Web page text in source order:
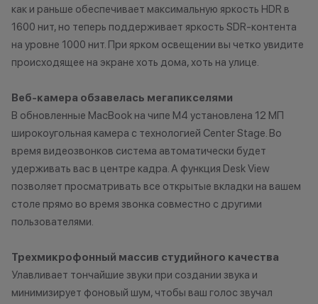
нет-только вы
устройство
приобрести.
для оплаты
программа
покупке
публичной
как и раньше обеспечивает максимальную яркость HDR в
1600 нит, но теперь поддерживает яркость SDR-контента
на уровне 1000 нит. При ярком освещении вы четко увидите
происходящее на экране хоть дома, хоть на улице.
Веб-камера обзавелась мегапикселями
В обновленные MacBook на чипе М4 установлена 12 МП
широкоугольная камера с технологией Center Stage. Во
время видеозвонков система автоматически будет
удерживать вас в центре кадра. А функция Desk View
позволяет просматривать все открытые вкладки на вашем
столе прямо во время звонка совместно с другими
пользователями.
Трехмикрофонный массив студийного качества
Улавливает тончайшие звуки при создании звука и
минимизирует фоновый шум, чтобы ваш голос звучал